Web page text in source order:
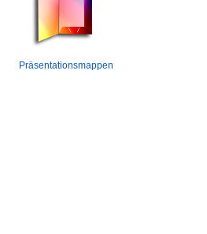
Präsentationsmappen